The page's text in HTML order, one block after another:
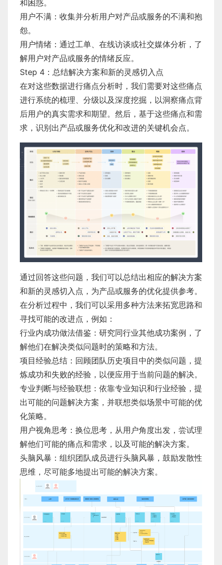
和困惑。
用户不满：收集并分析用户对产品或服务的不满和抱
怨。
用户情绪：通过工单、在线访谈或社交媒体分析，了
解用户对产品或服务的情绪反应。
Step 4：总结解决方案和新的灵感切入点
在对这些数据进行痛点分析时，我们需要对这些痛点
进行系统的梳理、分级以及深度挖掘，以洞察痛点背
后用户的真实需求和期望。然后，基于这些痛点和需
求，识别出产品或服务优化和改进的关键机会点。
通过回答这些问题，我们可以总结出相应的解决方案
和新的灵感切入点，为产品或服务的优化提供参考。
在分析过程中，我们可以采用多种方法来拓宽思路和
寻找可能的改进点，例如：
行业内成功做法借鉴：研究同行业其他成功案例，了
解他们在解决类似问题时的策略和方法。
项目经验总结：回顾团队历史项目中的类似问题，提
炼成功和失败的经验，以便应用于当前问题的解决。
专业判断与经验联想：依靠专业知识和行业经验，提
出可能的问题解决方案，并联想类似场景中可能的优
化策略。
用户视角思考：换位思考，从用户角度出发，尝试理
解他们可能的痛点和需求，以及可能的解决方案。
头脑风暴：组织团队成员进行头脑风暴，鼓励发散性
思维，尽可能多地提出可能的解决方案。